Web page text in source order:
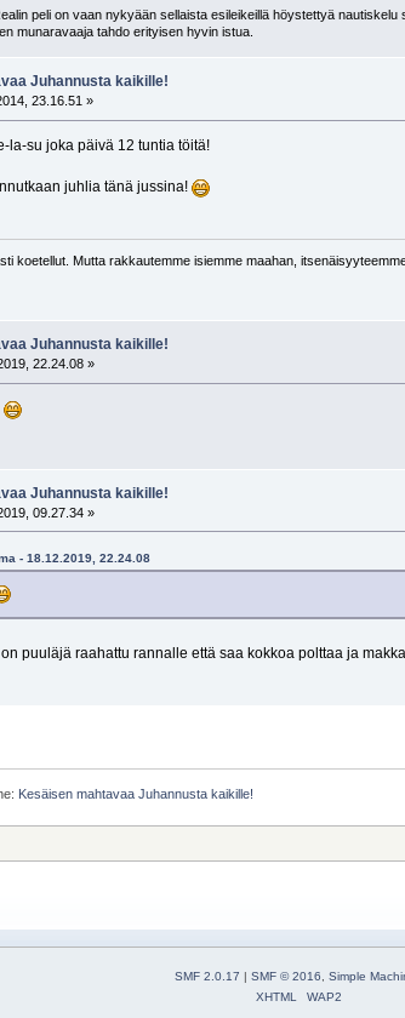
peli on vaan nykyään sellaista esileikeillä höystettyä
munaravaaja tahdo erityisen hyvin istua.
Juhannusta kaikille!
23.16.51 »
la-su joka päivä 12 tuntia töitä!
juhlia tänä jussina!
koetellut. Mutta rakkautemme isiemme maahan,
Juhannusta kaikille!
22.24.08 »
Juhannusta kaikille!
09.27.34 »
- 18.12.2019, 22.24.08
puuläjä raahattu rannalle että saa kokkoa polttaa ja
Kesäisen mahtavaa Juhannusta kaikille!
SMF 2.0.17 | SMF © 2016
Simple
XHTML
WAP2